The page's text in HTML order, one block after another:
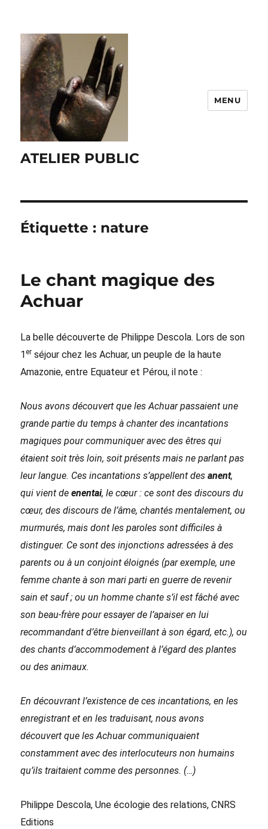
ATELIER PUBLIC
MENU
Étiquette : nature
Le chant magique des
Achuar
La belle découverte de Philippe Descola. Lors de son
1er séjour chez les Achuar, un peuple de la haute
Amazonie, entre Equateur et Pérou, il note :
Nous avons découvert que les Achuar passaient une
grande partie du temps à chanter des incantations
magiques pour communiquer avec des êtres qui
étaient soit très loin, soit présents mais ne parlant pas
leur langue. Ces incantations s’appellent desanent,
qui vient deenentai, le cœur : ce sont des discours du
cœur, des discours de l’âme, chantés mentalement, ou
murmurés, mais dont les paroles sont difficiles à
distinguer. Ce sont des injonctions adressées à des
parents ou à un conjoint éloignés (par exemple, une
femme chante à son mari parti en guerre de revenir
sain et sauf ; ou un homme chante s’il est fâché avec
son beau-frère pour essayer de l’apaiser en lui
recommandant d’être bienveillant à son égard, etc.), ou
des chants d’accommodement à l’égard des plantes
ou des animaux.
En découvrant l’existence de ces incantations, en les
enregistrant et en les traduisant, nous avons
découvert que les Achuar communiquaient
constamment avec des interlocuteurs non humains
qu’ils traitaient comme des personnes. (…)
Philippe Descola, Une écologie des relations, CNRS
Editions